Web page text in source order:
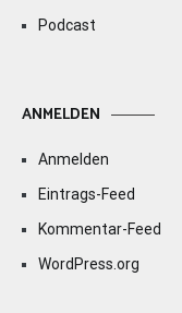
Podcast
ANMELDEN
Anmelden
Eintrags-Feed
Kommentar-Feed
WordPress.org